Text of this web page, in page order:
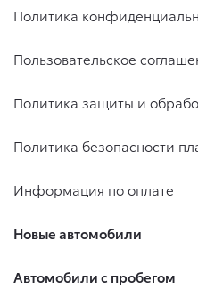
Политика
Пользовательское
Политика защиты и
Политика безопасности
Информация по оплате
Новые автомобили
Автомобили с пробегом